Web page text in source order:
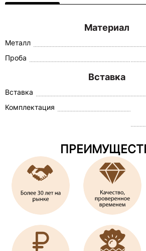
Материал
Металл
Проба
Вставка
Вставка
Комплектация